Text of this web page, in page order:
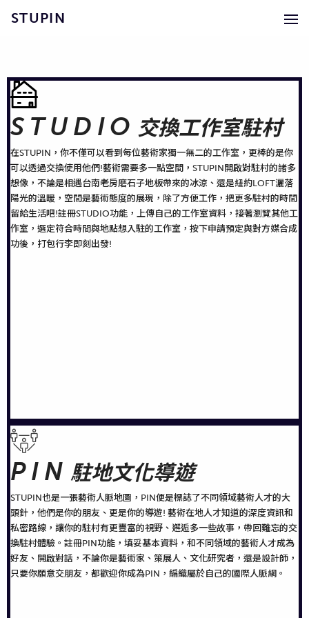
STUPIN
STUDIO 交換工作室駐村
在STUPIN，你不僅可以看到每位藝術家獨一無二的工作室，更棒的是你
可以透過交換使用他們!藝術需要多一點空間，STUPIN開啟對駐村的諸多
想像，不論是相遇台南老房磨石子地板帶來的冰涼、還是紐約LOFT灑落
陽光的溫暖，空間是藝術態度的展現，除了方便工作，把更多駐村的時間
留給生活吧!註冊STUDIO功能，上傳自己的工作室資料，接著瀏覽其他工
作室，選定符合時間與地點想入駐的工作室，按下申請預定與對方媒合成
功後，打包行李即刻出發!
PIN 駐地文化導遊
STUPIN也是一張藝術人脈地圖，PIN便是標誌了不同領域藝術人才的大
頭針，他們是你的朋友、更是你的導遊! 藝術在地人才知道的深度資訊和
私密路線，讓你的駐村有更豐富的視野、邂逅多一些故事，帶回難忘的交
換駐村體驗。註冊PIN功能，填妥基本資料，和不同領域的藝術人才成為
好友、開啟對話，不論你是藝術家、策展人、文化研究者，還是設計師，
只要你願意交朋友，都歡迎你成為PIN，編織屬於自己的國際人脈網。